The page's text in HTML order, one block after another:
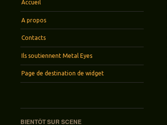
Accueil
A propos
Contacts
Ils soutiennent Metal Eyes
Page de destination de widget
BIENTÔT SUR SCENE